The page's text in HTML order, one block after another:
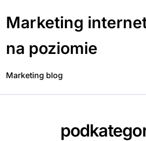
content
Marketing
na poziomie
Marketing blog